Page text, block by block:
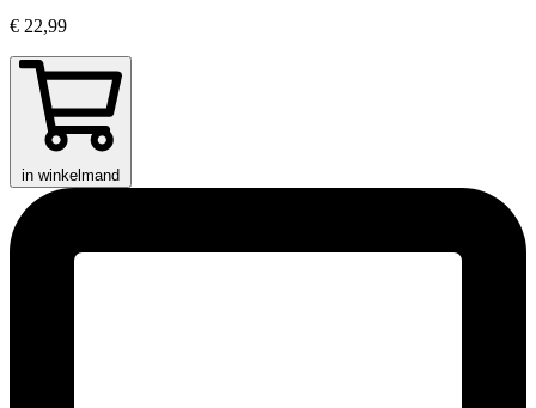
€ 22,99
in winkelmand